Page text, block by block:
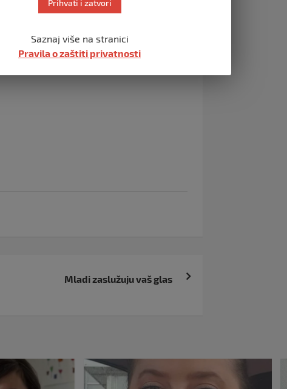
ili uvaži žalbu te vrati profil, ili
Mladi zaslužuju vaš glas
Prihvati i zatvori
Saznaj više na stranici
Pravila o zaštiti privatnosti